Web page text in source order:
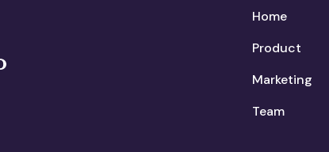
Home
Product
Marketing
Team